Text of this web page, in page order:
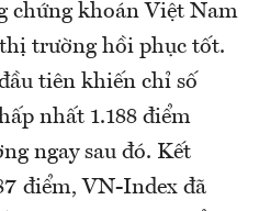
chứng khoán Việt Nam
trường hồi phục tốt.
tiên khiến chỉ số
nhất 1.188 điểm
ngay sau đó. Kết
điểm, VN-Index đã